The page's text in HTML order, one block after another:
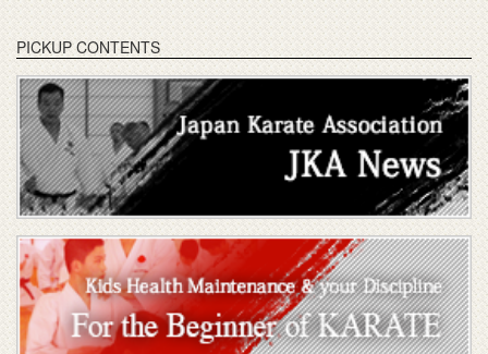
PICKUP CONTENTS